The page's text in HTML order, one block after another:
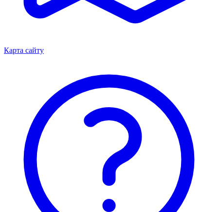
Карта сайту